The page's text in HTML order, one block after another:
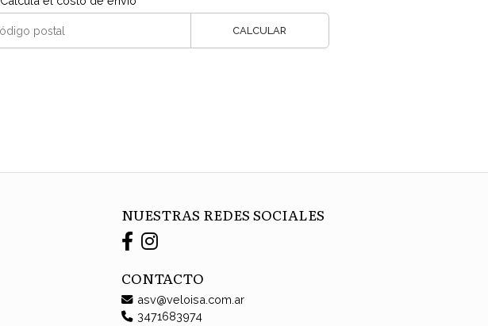
CALCULAR
NUESTRAS REDES SOCIALES
CONTACTO
asv@veloisa.com.ar
3471683974